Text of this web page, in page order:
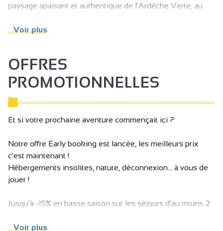
Lit 140 cm
Lits superposés
Lit bébé
Baignoire bébé
Micro-ondes
Sèche cheveux
paysage apaisant et authentique de l'Ardèche Verte, au
Pour une escapade en amoureux ou des retrouvailles en
Voir plus
OFFRES
PROMOTIONNELLES
Et si votre prochaine aventure commençait ici ?
Notre offre Early booking est lancée, les meilleurs prix
c'est maintenant !
Hébergements insolites, nature, déconnexion... à vous de
jouer !
Jusqu'à -15% en basse saison sur les séjours d'au moins 2
15/01/2026.
Voir plus